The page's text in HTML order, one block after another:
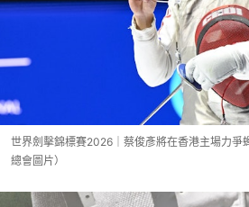
世界劍擊錦標賽2026｜蔡俊彥將在香港主場力爭
總會圖片）